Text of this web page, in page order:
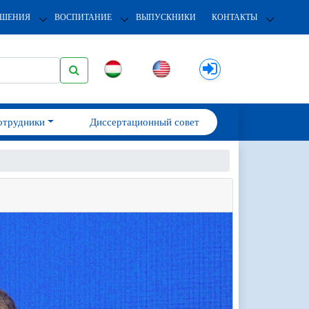
ВОСПИТАНИЕ ВЫПУСКНИКИ КОНТАКТЫ
Диссертационный совет